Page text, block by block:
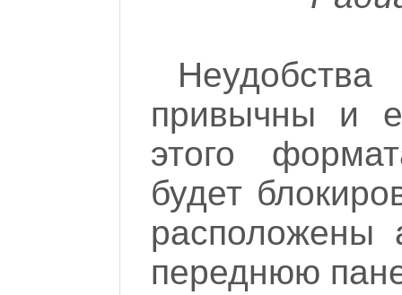
привычны и
этого
будет
переднюю